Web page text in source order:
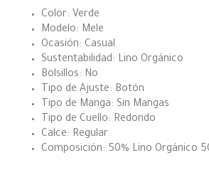
Color: Verde
Modelo: Mele
Ocasión: Casual
Sustentabilidad: Lino Orgánico
Bolsillos: No
Tipo de Ajuste: Botón
Tipo de Manga: Sin Mangas
Tipo de Cuello: Redondo
Calce: Regular
Composición: 50% Lino Orgánico